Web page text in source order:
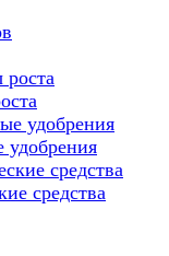
удобрения
средства